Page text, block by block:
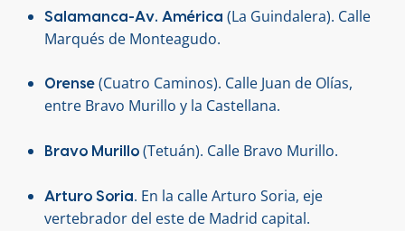
Salamanca-Av. América (La Guindalera). Calle
Marqués de Monteagudo.
Orense (Cuatro Caminos). Calle Juan de Olías,
entre Bravo Murillo y la Castellana.
Bravo Murillo (Tetuán). Calle Bravo Murillo.
Arturo Soria. En la calle Arturo Soria, eje
vertebrador del este de Madrid capital.